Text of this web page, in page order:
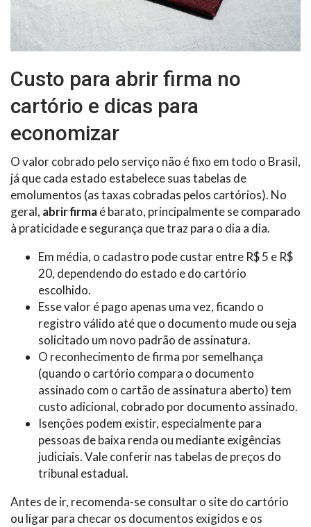
Custo para abrir firma no
cartório e dicas para
economizar
O valor cobrado pelo serviço não é fixo em todo o Brasil,
já que cada estado estabelece suas tabelas de
emolumentos (as taxas cobradas pelos cartórios). No
geral, abrir firmaé barato, principalmente se comparado
à praticidade e segurança que traz para o dia a dia.
Em média, o cadastro pode custar entre R$ 5 e R$
20, dependendo do estado e do cartório
escolhido.
Esse valor é pago apenas uma vez, ficando o
registro válido até que o documento mude ou seja
solicitado um novo padrão de assinatura.
O reconhecimento de firma por semelhança
(quando o cartório compara o documento
assinado com o cartão de assinatura aberto) tem
custo adicional, cobrado por documento assinado.
Isenções podem existir, especialmente para
pessoas de baixa renda ou mediante exigências
judiciais. Vale conferir nas tabelas de preços do
tribunal estadual.
Antes de ir, recomenda-se consultar o site do cartório
ou ligar para checar os documentos exigidos e os